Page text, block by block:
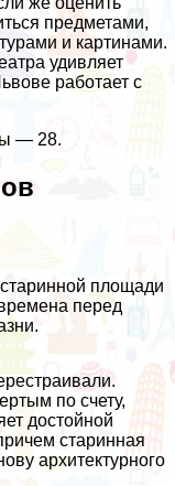
предметами,
и картинами.
удивляет
работает с
— 28.
площади
перед
по счету,
достойной
старинная
архитектурного